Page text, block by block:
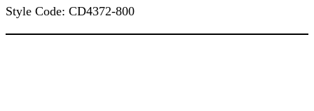
Style Code: CD4372-800